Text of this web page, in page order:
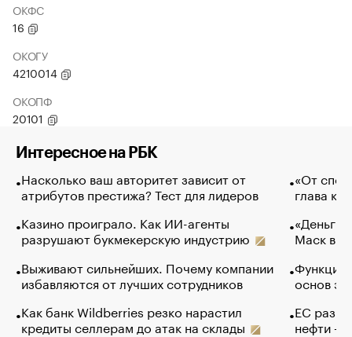
ОКФС
16
ОКОГУ
4210014
ОКОПФ
20101
Интересное на РБК
Насколько ваш авторитет зависит от
атрибутов престижа? Тест для лидеров
Казино проиграло. Как ИИ-агенты
разрушают букмекерскую индустрию
Выживают сильнейших. Почему компании
избавляются от лучших сотрудников
Как банк Wildberries резко нарастил
кредиты селлерам до атак на склады
«От
глава
«Деньги
Маск в
Функции
основ
ЕС
нефти —